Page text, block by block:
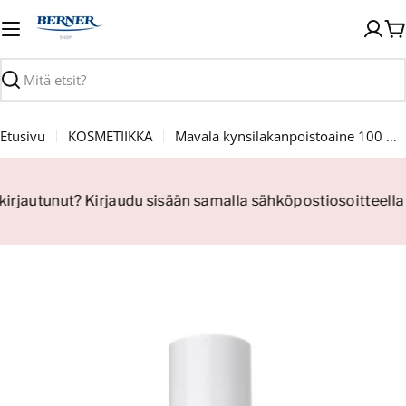
sisältöön
Haku
Etusivu KOSMETIIKKA Mavala kynsilakanpoistoaine 100 ml Crystal
Kirjaudu sisään samalla sähköpostiosoitteella